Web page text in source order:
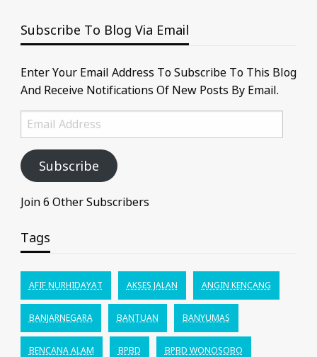
Subscribe To Blog Via Email
Enter Your Email Address To Subscribe To This Blog
And Receive Notifications Of New Posts By Email.
Email
Address
Subscribe
Join 6 Other Subscribers
Tags
AFIF NURHIDAYAT AKSES JALAN ANGIN KENCANG
BANJARNEGARA BANTUAN BANYUMAS
BENCANA ALAM BPBD BPBD WONOSOBO